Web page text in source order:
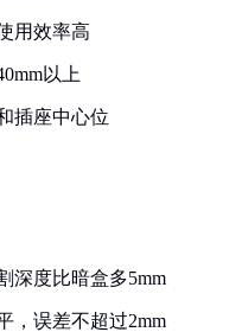
用效率高
以上
插座中心位
深度比暗盒多5mm
，误差不超过2mm